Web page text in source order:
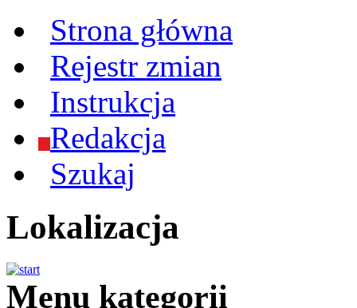
Strona główna
Rejestr zmian
Instrukcja
Redakcja
Szukaj
Lokalizacja
Menu kategorii